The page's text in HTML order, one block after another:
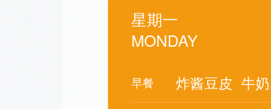
星期一
MONDAY
早餐 炸酱豆皮 牛奶